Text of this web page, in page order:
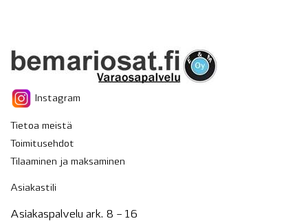
Instagram
Tietoa meistä
Toimitusehdot
Tilaaminen ja maksaminen
Asiakastili
Asiakaspalvelu ark. 8 – 16